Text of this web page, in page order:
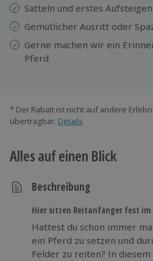
Satteln und erstes Aufsteigen
Gemütlicher Ausritt oder
Gerne machen wir ein
Pferd
* Der Rabatt ist nicht auf andere
übertragbar. Details
Alles auf einen Blick
Beschreibung
Hier sitzen Reitanfänger fest
Hattest du schon immer
ein Pferd zu setzen und
Felder zu reiten? In